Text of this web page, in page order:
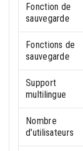
Fonction de
sauvegarde
Fonctions de
sauvegarde
Support
multilingue
Nombre
d'utilisateurs